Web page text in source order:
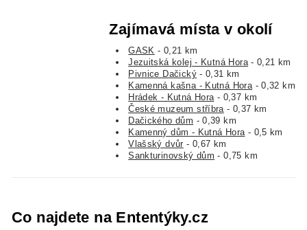
Zajímavá místa v okolí
GASK - 0,21 km
Jezuitská kolej - Kutná Hora- 0,21 km
Pivnice Dačický- 0,31 km
Kamenná kašna - Kutná Hora - 0,32 km
Hrádek - Kutná Hora - 0,37 km
České muzeum stříbra - 0,37 km
Dačického dům - 0,39 km
Kamenný dům - Kutná Hora - 0,5 km
Vlašský dvůr - 0,67 km
Sankturinovský dům - 0,75 km
Co najdete na Ententýky.cz